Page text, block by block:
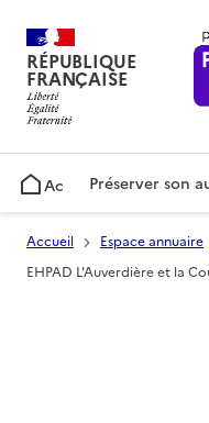
RÉPUBLIQUE
FRANÇAISE
AccueilPréserver son
Accueil Espace annuaire
EHPAD L'Auverdière et la